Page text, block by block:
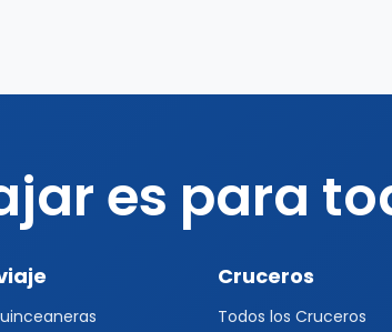
es para
Cruceros
Todos los Cruceros